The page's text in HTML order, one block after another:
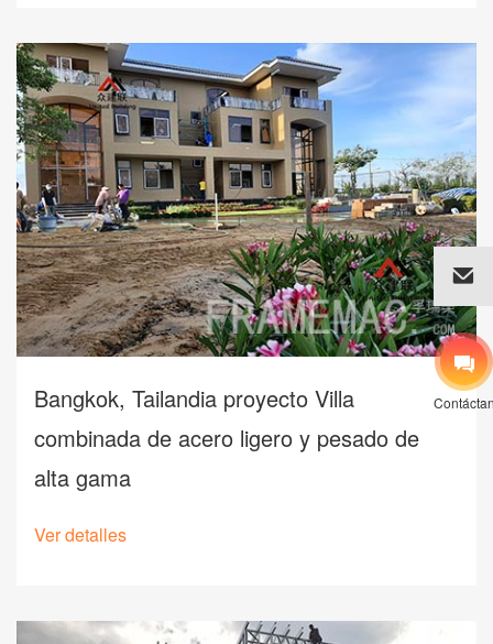
Bangkok, Tailandia proyecto Villa
combinada de acero ligero y pesado de
alta gama
Ver detalles